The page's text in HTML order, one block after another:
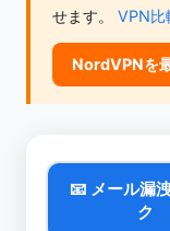
せます。 VPN比
NordVPNを
📧 メール漏
ク